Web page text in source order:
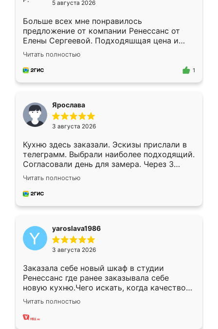
5 августа 2026
Больше всех мне понравилось
предложение от компании Ренессанс от
Елены Сергеевой. Подходяшщая цена и
короткие сроки изготовления. Приехавший
для замера сотрудник Владислав
предложил по моему эскизу самый
Читать полностью
1
Ярослава
3 августа 2026
Кухню здесь заказали. Эскизы прислали в
телеграмм. Выбрали наиболее подходящий.
Согласовали день для замера. Через 3
недели кухня была уже готова. Остались
довольны работой. Спасибо Ренессанс
мебель за качественную работу!
Читать полностью
yaroslava1986
3 августа 2026
Заказала себе новый шкаф в студии
Ренессанс где ранее заказывала себе
новую кухню.Чего искать, когда качеством
вполне довольна. Служит кухня уже почти
два года, нареканий нет.
Читать полностью